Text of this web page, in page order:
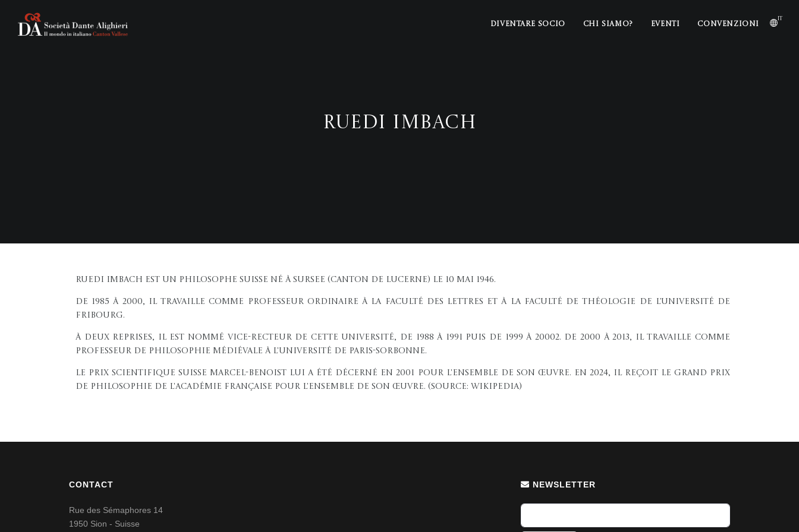
it
DIVENTARE SOCIO CHI SIAMO? EVENTI CONVENZIONI
Ruedi Imbach
Ruedi Imbach est un philosophe suisse né à Sursee (canton de Lucerne) le 10 mai 1946.
De 1985 à 2000, il travaille comme professeur ordinaire à la Faculté des Lettres et à la Faculté de Théologie de l’Université de
Fribourg.
À deux reprises, il est nommé vice-recteur de cette université, de 1988 à 1991 puis de 1999 à 20002. De 2000 à 2013, il travaille comme
professeur de philosophie médiévale à l'Université de Paris-Sorbonne.
Le prix scientifique suisse Marcel-Benoist lui a été décerné en 2001 pour l'ensemble de son œuvre. En 2024, il reçoit le Grand prix
de Philosophie de l'Académie française pour l'ensemble de son œuvre. (source: Wikipedia)
CONTACT
Rue des Sémaphores 14
1950 Sion - Suisse
NEWSLETTER